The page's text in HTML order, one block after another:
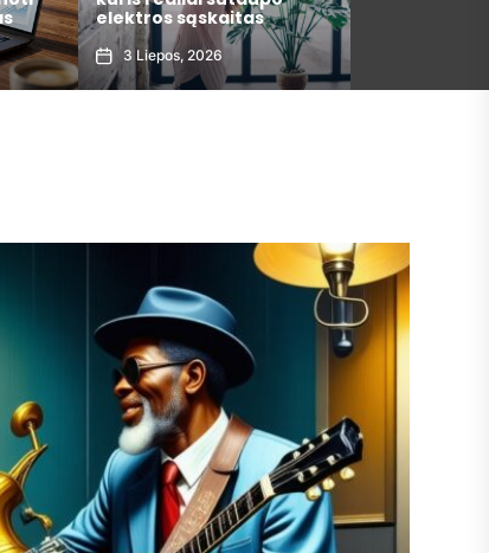
metais
30 Gegužės, 2026